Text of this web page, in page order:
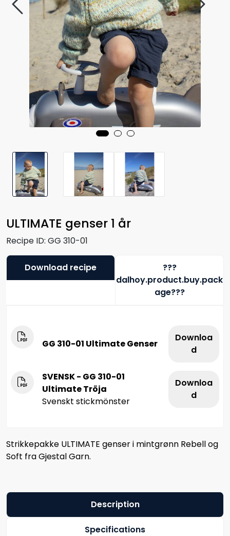
ULTIMATE genser 1 år
Recipe ID: GG 310-01
Download recipe
???
dalhoy.product.buy.pack
age???
GG 310-01 Ultimate Genser
Downloa
d
SVENSK - GG 310-01
Ultimate Tröja
Svenskt stickmönster
Downloa
d
Strikkepakke ULTIMATE genser i mintgrønn Rebell og
Soft fra Gjestal Garn.
Description
Specifications